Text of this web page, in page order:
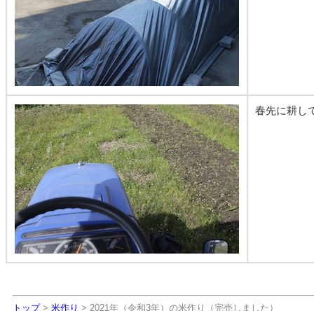
春先に耕し
トップ> 米作り > 2021年（令和3年）の米作り（完売しました）